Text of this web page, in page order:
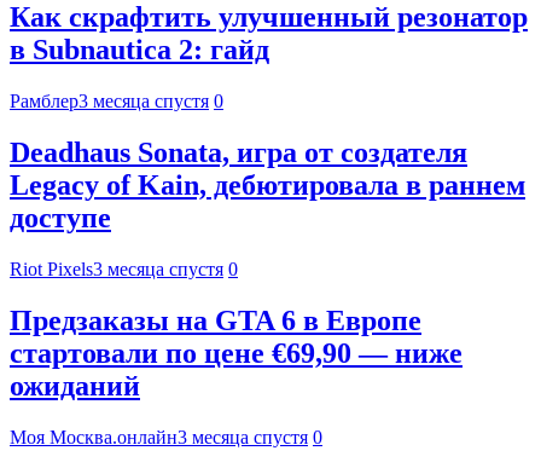
Как скрафтить улучшенный резонатор
в Subnautica 2: гайд
Рамблер3 месяца спустя 0
Deadhaus Sonata, игра от создателя
Legacy of Kain, дебютировала в раннем
доступе
Riot Pixels3 месяца спустя 0
Предзаказы на GTA 6 в Европе
стартовали по цене €69,90 — ниже
ожиданий
Моя Москва.онлайн3 месяца спустя 0